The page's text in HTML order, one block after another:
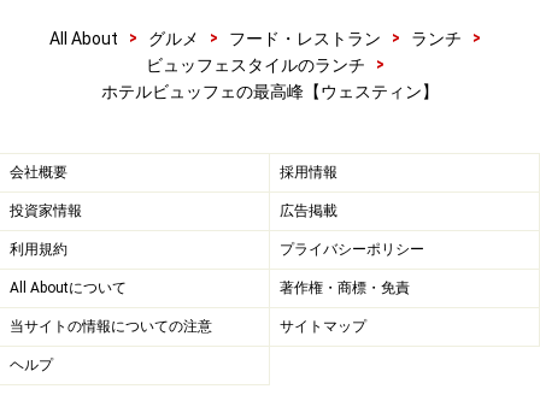
All About > グルメ > フード・レストラン > ランチ
>
ビュッフェスタイルのランチ
>
ホテルビュッフェの最高峰【ウェスティン】
会社概要 採用情報
投資家情報 広告掲載
利用規約 プライバシーポリシー
All Aboutについて 著作権・商標・免責
当サイトの情報についての注意 サイトマップ
ヘルプ